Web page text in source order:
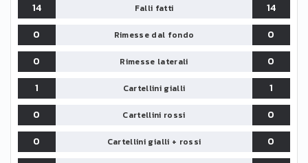
14
Falli fatti
14
0
Rimesse dal fondo
0
0
Rimesse laterali
0
1
Cartellini gialli
1
0
Cartellini rossi
0
0
Cartellini gialli + rossi
0